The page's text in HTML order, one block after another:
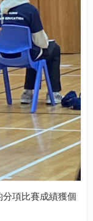
項比賽成績獲個